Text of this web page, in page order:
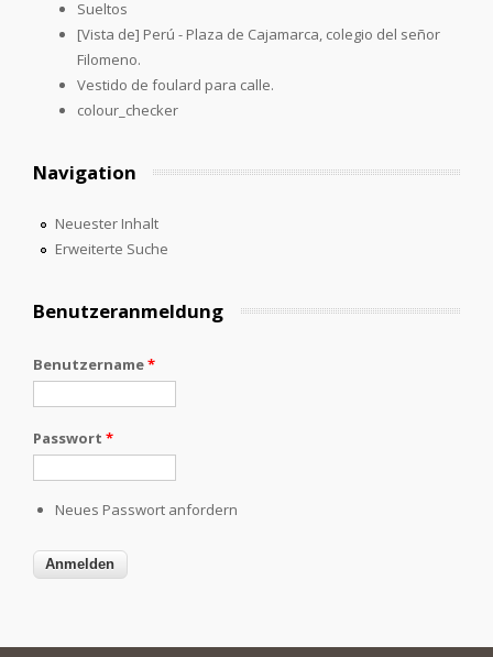
Sueltos
[Vista de] Perú - Plaza de Cajamarca, colegio del señor
Filomeno.
Vestido de foulard para calle.
colour_checker
Navigation
Neuester Inhalt
Erweiterte Suche
Benutzeranmeldung
Benutzername*
Passwort *
Neues Passwort anfordern